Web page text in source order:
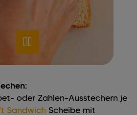
oder Zahlen-Ausstechern je
Sandwich Scheibe mit